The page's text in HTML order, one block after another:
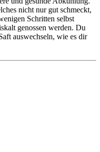
nicht nur gut schmeckt,
Schritten selbst
genossen werden. Du
auswechseln, wie es dir